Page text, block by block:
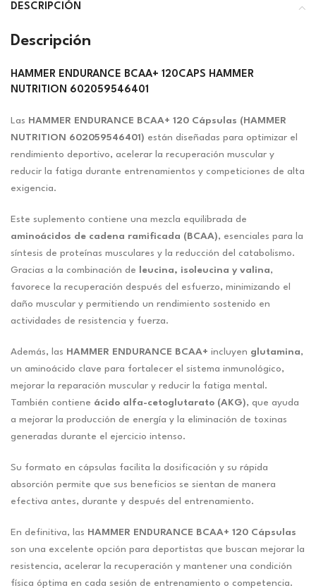
DESCRIPCIÓN
Descripción
HAMMER ENDURANCE BCAA+ 120CAPS HAMMER
NUTRITION 602059546401
Las HAMMER ENDURANCE BCAA+ 120 Cápsulas (HAMMER
NUTRITION 602059546401) están diseñadas para optimizar el
rendimiento deportivo, acelerar la recuperación muscular y
reducir la fatiga durante entrenamientos y competiciones de alta
exigencia.
Este suplemento contiene una mezcla equilibrada de
aminoácidos de cadena ramificada (BCAA), esenciales para la
síntesis de proteínas musculares y la reducción del catabolismo.
Gracias a la combinación de
leucina, isoleucina y valina,
favorece la recuperación después del esfuerzo, minimizando el
daño muscular y permitiendo un rendimiento sostenido en
actividades de resistencia y fuerza.
Además, las HAMMER ENDURANCE BCAA+ incluyen glutamina,
un aminoácido clave para fortalecer el sistema inmunológico,
mejorar la reparación muscular y reducir la fatiga mental.
También contiene ácido alfa-cetoglutarato (AKG), que ayuda
a mejorar la producción de energía y la eliminación de toxinas
generadas durante el ejercicio intenso.
Su formato en cápsulas facilita la dosificación y su rápida
absorción permite que sus beneficios se sientan de manera
efectiva antes, durante y después del entrenamiento.
En definitiva, las HAMMER ENDURANCE BCAA+ 120 Cápsulas
son una excelente opción para deportistas que buscan mejorar la
resistencia, acelerar la recuperación y mantener una condición
física óptima en cada sesión de entrenamiento o competencia.